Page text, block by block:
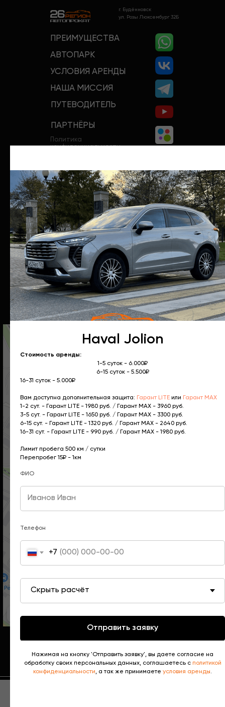
г. Будённовск
ул. Розы Люксембург 32Б
ООО 26 РЕГИОН
ИНН 2624801630
ОГРН 1132651027475
ПРЕИМУЩЕСТВА
АВТОПАРК
УСЛОВИЯ АРЕНДЫ
ПУТЕВОДИТЕЛЬ
НАША МИССИЯ
Политика
конфиденциальности
ПАРТНЁРЫ
+7 (962) 265-55-55‬
Haval Jolion
Стоимость аренды:
1-5 суток - 6.000₽
6-15 суток - 5.500₽
16-31 суток - 5.000₽
Вам доступна дополнительная защита: Гарант LITE или Гарант MAX
1-2 сут. - Гарант LITE - 1980 руб. / Гарант MAX - 3960 руб.
3-5 сут. - Гарант LITE - 1650 руб. / Гарант MAX - 3300 руб.
6-15 сут. - Гарант LITE - 1320 руб. / Гарант MAX - 2640 руб.
16-31 сут. - Гарант LITE - 990 руб. / Гарант MAX - 1980 руб.
Лимит пробега 500 км / сутки
Перепробег 15₽ - 1км
ФИО
Телефон
+7
Отправить заявку
Нажимая на кнопку 'Отправить заявку', вы даете согласие на
обработку своих персональных данных, соглашаетесь с политикой
конфиденциальности, а так же принимаете условия аренды.